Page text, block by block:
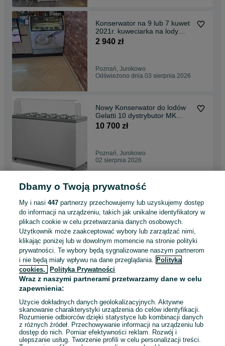
Konserwator na 9 lub 7 kuwet
2021r. kuweciarka na lody
JUKA M400Q zamrażarka
2 940 zł
Poznań, Junikowo
Odświeżono dnia 03 sierpnia 2026
Nowy Konserwator do lodów
Gelatti 10 dystrybutor MK
COLD MK KOMI DOSTAWA
10 700 zł
Poznań, Junikowo
02 sierpnia 2026
NOWY konserwator do lodów
Gelatti 10 dystrybutor MK
COLD witryna DOSTAWA MK
KOMI na lody cylindry
10 700 zł
Wrocław, Psie Pole
02 sierpnia 2026
NOWY Konserwator do lodów
Gelatti 10 dystrybutor MK
lody POZZETTI
Kraków, Czyżyny
02 sierpnia 2026
Dbamy o Twoją prywatność
My i nasi447 partnerzy przechowujemy lub uzyskujemy dostęp
do informacji na urządzeniu, takich jak unikalne identyfikatory w
plikach cookie w celu przetwarzania danych osobowych.
Użytkownik może zaakceptować wybory lub zarządzać nimi,
klikając poniżej lub w dowolnym momencie na stronie polityki
prywatności. Te wybory będą sygnalizowane naszym partnerom
i nie będą miały wpływu na dane przeglądania. Polityka
cookies,
Polityka Prywatności
Wraz z naszymi partnerami przetwarzamy dane w celu
zapewnienia:
Użycie dokładnych danych geolokalizacyjnych. Aktywne
skanowanie charakterystyki urządzenia do celów identyfikacji.
Rozumienie odbiorców dzięki statystyce lub kombinacji danych
z różnych źródeł. Przechowywanie informacji na urządzeniu lub
dostęp do nich. Pomiar efektywności reklam. Rozwój i
ulepszanie usług. Tworzenie profili w celu personalizacji treści.